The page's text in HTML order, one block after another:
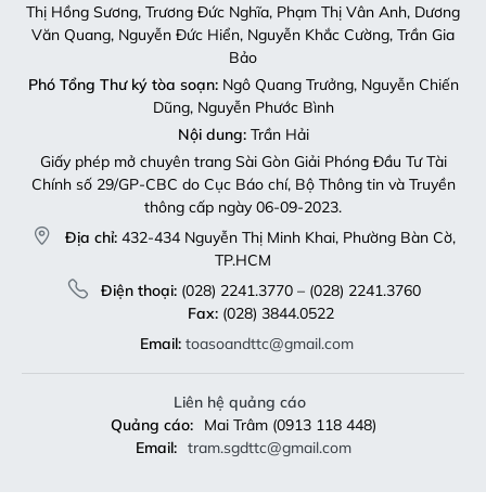
Thị Hồng Sương, Trương Đức Nghĩa, Phạm Thị Vân Anh, Dương
Văn Quang, Nguyễn Đức Hiển, Nguyễn Khắc Cường, Trần Gia
Bảo
Phó Tổng Thư ký tòa soạn:Ngô Quang Trưởng, Nguyễn Chiến
Dũng, Nguyễn Phước Bình
Nội dung:Trần Hải
Giấy phép mở chuyên trang Sài Gòn Giải Phóng Đầu Tư Tài
Chính số 29/GP-CBC do Cục Báo chí, Bộ Thông tin và Truyền
thông cấp ngày 06-09-2023.
Địa chỉ: 432-434 Nguyễn Thị Minh Khai, Phường Bàn Cờ,
TP.HCM
Điện thoại:(028) 2241.3770 – (028) 2241.3760
Fax:(028) 3844.0522
Email: toasoandttc@gmail.com
Liên hệ quảng cáo
Quảng cáo:
Mai Trâm (0913 118 448)
Email: tram.sgdttc@gmail.com